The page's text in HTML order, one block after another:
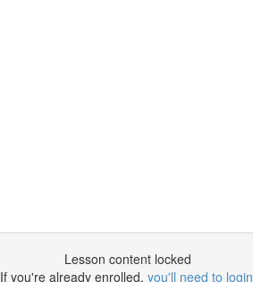
Lesson content locked
If you're already enrolled, you'll need to login